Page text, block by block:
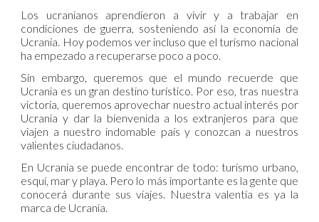
Los ucranianos aprendieron a vivir y a trabajar en
condiciones de guerra, sosteniendo así la economía de
Ucrania. Hoy podemos ver incluso que el turismo nacional
ha empezado a recuperarse poco a poco.
Sin embargo, queremos que el mundo recuerde que
Ucrania es un gran destino turístico. Por eso, tras nuestra
victoria, queremos aprovechar nuestro actual interés por
Ucrania y dar la bienvenida a los extranjeros para que
viajen a nuestro indomable país y conozcan a nuestros
valientes ciudadanos.
En Ucrania se puede encontrar de todo: turismo urbano,
esquí, mar y playa. Pero lo más importante es la gente que
conocerá durante sus viajes. Nuestra valentía es ya la
marca de Ucrania.